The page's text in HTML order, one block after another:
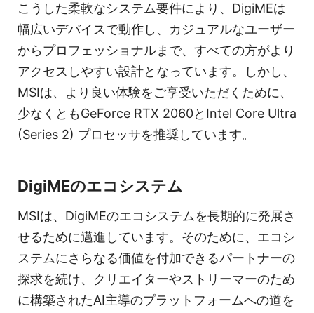
こうした柔軟なシステム要件により、DigiMEは
幅広いデバイスで動作し、カジュアルなユーザー
からプロフェッショナルまで、すべての方がより
アクセスしやすい設計となっています。しかし、
MSIは、より良い体験をご享受いただくために、
少なくともGeForce RTX 2060とIntel Core Ultra
(Series 2) プロセッサを推奨しています。
DigiMEのエコシステム
MSIは、DigiMEのエコシステムを長期的に発展さ
せるために邁進しています。そのために、エコシ
ステムにさらなる価値を付加できるパートナーの
探求を続け、クリエイターやストリーマーのため
に構築されたAI主導のプラットフォームへの道を